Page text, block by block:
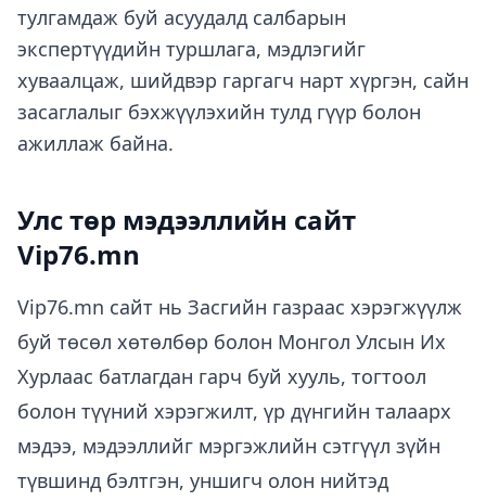
тулгамдаж буй асуудалд салбарын
экспертүүдийн туршлага, мэдлэгийг
хуваалцаж, шийдвэр гаргагч нарт хүргэн, сайн
засаглалыг бэхжүүлэхийн тулд гүүр болон
ажиллаж байна.
Улс төр мэдээллийн сайт
Vip76.mn
Vip76.mn сайт нь Засгийн газраас хэрэгжүүлж
буй төсөл хөтөлбөр болон Монгол Улсын Их
Хурлаас батлагдан гарч буй хууль, тогтоол
болон түүний хэрэгжилт, үр дүнгийн талаарх
мэдээ, мэдээллийг мэргэжлийн сэтгүүл зүйн
түвшинд бэлтгэн, уншигч олон нийтэд